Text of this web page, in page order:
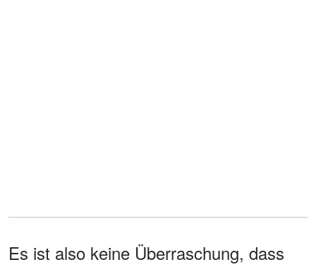
Es ist also keine Überraschung, dass